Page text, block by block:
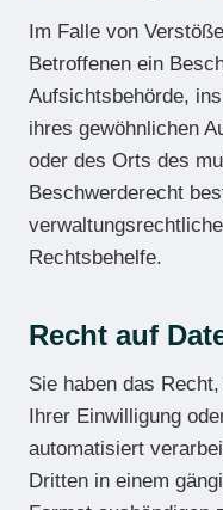
Im Falle von
Betroffenen ein
Aufsichtsbehörde,
ihres gewöhnlichen
oder des Orts des
Beschwerderecht
Rechtsbehelfe.
Recht auf
Sie haben das
Ihrer Einwilligung
automatisiert
Dritten in einem